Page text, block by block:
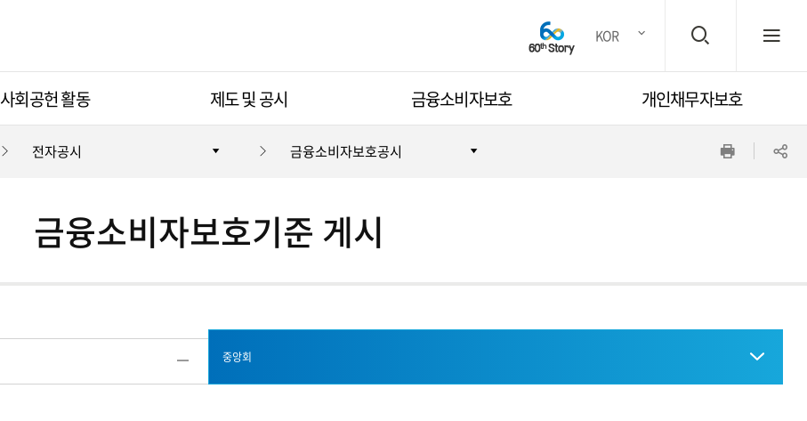
사회공헌 활동 제도 및 공시 금융소비자보호 개인채무자보호
KOR
색
기
전자공시 금융소비자보호공시 인
금융소비자보호기준 게시
중앙회